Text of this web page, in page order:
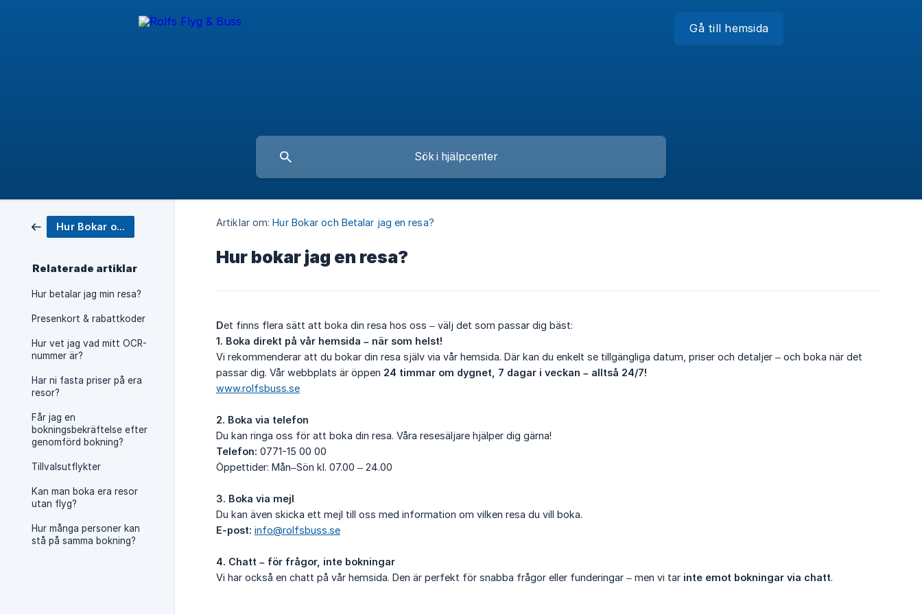
Gå till hemsida
Hur Bokar och Betalar jag en resa?
Relaterade artiklar
Hur betalar jag min resa?
Presenkort & rabattkoder
Hur vet jag vad mitt OCR-
nummer är?
Har ni fasta priser på era
resor?
Får jag en
bokningsbekräftelse efter
genomförd bokning?
Tillvalsutflykter
Kan man boka era resor
utan flyg?
Hur många personer kan
stå på samma bokning?
Artiklar om: Hur Bokar och Betalar jag en resa?
Hur bokar jag en resa?
Det finns flera sätt att boka din resa hos oss – välj det som passar dig bäst:
1. Boka direkt på vår hemsida – när som helst!
Vi rekommenderar att du bokar din resa själv via vår hemsida. Där kan du enkelt se tillgängliga datum, priser och detaljer – och boka när det
passar dig. Vår webbplats är öppen 24 timmar om dygnet, 7 dagar i veckan – alltså 24/7!
www.rolfsbuss.se
2. Boka via telefon
Du kan ringa oss för att boka din resa. Våra resesäljare hjälper dig gärna!
Telefon: 0771-15 00 00
Öppettider: Mån–Sön kl. 07.00 – 24.00
3. Boka via mejl
Du kan även skicka ett mejl till oss med information om vilken resa du vill boka.
E-post: info@rolfsbuss.se
4. Chatt – för frågor, inte bokningar
Vi har också en chatt på vår hemsida. Den är perfekt för snabba frågor eller funderingar – men vi tar inte emot bokningar via chatt.